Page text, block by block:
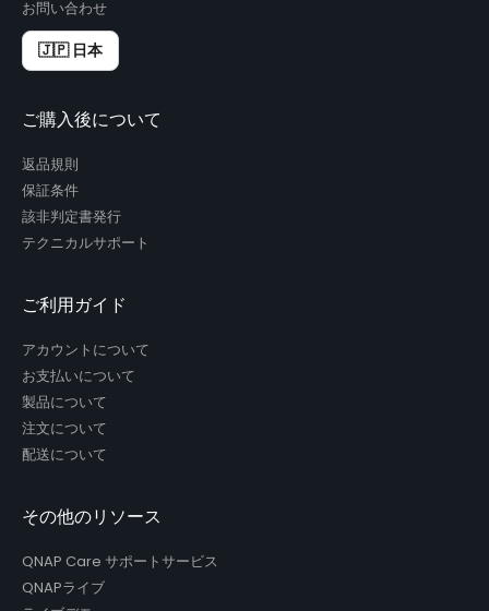
お問い合わせ
🇯🇵 日本
ご購入後について
返品規則
保証条件
該非判定書発行
テクニカルサポート
ご利用ガイド
アカウントについて
お支払いについて
製品について
注文について
配送について
その他のリソース
QNAP Care サポートサービス
QNAPライブ